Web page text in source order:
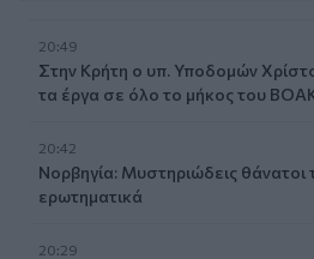
20:49
Στην Κρήτη ο υπ. Υποδομών
τα έργα σε όλο το μήκος του
20:42
Νορβηγία: Μυστηριώδεις
ερωτηματικά
20:29